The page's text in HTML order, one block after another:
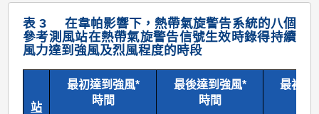
颱
風
韋
帕
(2506)
表 3 在韋帕影響下，熱帶氣旋警告系統的八個
參考測風站在熱帶氣旋警告信號生效時錄得持續
風力達到強風及烈風程度的時段
站
最初達到強風*
時間
最後達到強風*
時間
最初達